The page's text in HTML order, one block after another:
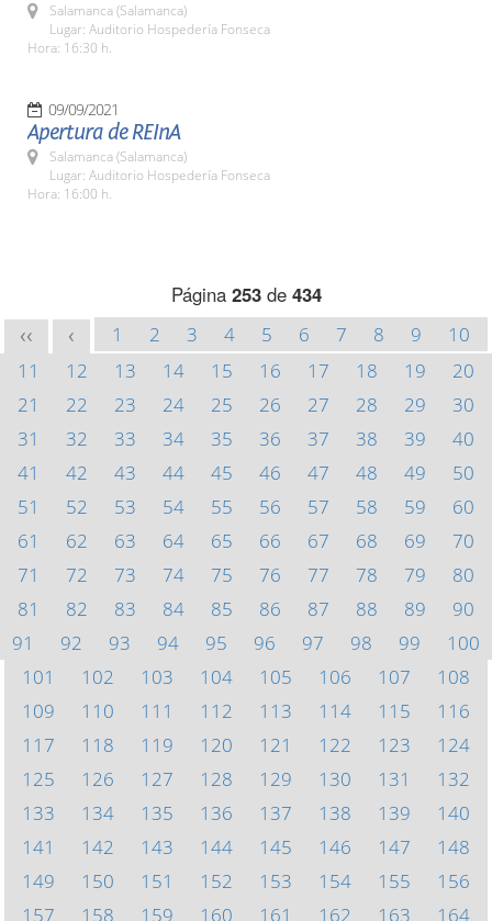
Salamanca (Salamanca)
Lugar: Auditorio Hospedería Fonseca
Hora: 16:30 h.
09/09/2021
Apertura de REInA
Salamanca (Salamanca)
Lugar: Auditorio Hospedería Fonseca
Hora: 16:00 h.
Página 253de 434
<< < 1 2 3 4 5 6 7 8 9
10
11
12 13 14 15 16 17 18 19
20
21
22 23 24 25 26 27 28 29
30
31
32 33 34 35 36 37 38 39
40
41
42 43 44 45 46 47 48 49
50
51
52 53 54 55 56 57 58 59
60
61
62 63 64 65 66 67 68 69
70
71
72 73 74 75 76 77 78 79
80
81
82 83 84 85 86 87 88 89
90
91
92 93 94 95 96 97 98 99
100
101
102 103 104 105 106 107
108
109
110 111 112 113 114 115
116
117
118 119 120 121 122 123
124
125
126 127 128 129 130 131
132
133
134 135 136 137 138 139
140
141
142 143 144 145 146 147
148
149
150 151 152 153 154 155
156
157
158 159 160 161 162 163
164